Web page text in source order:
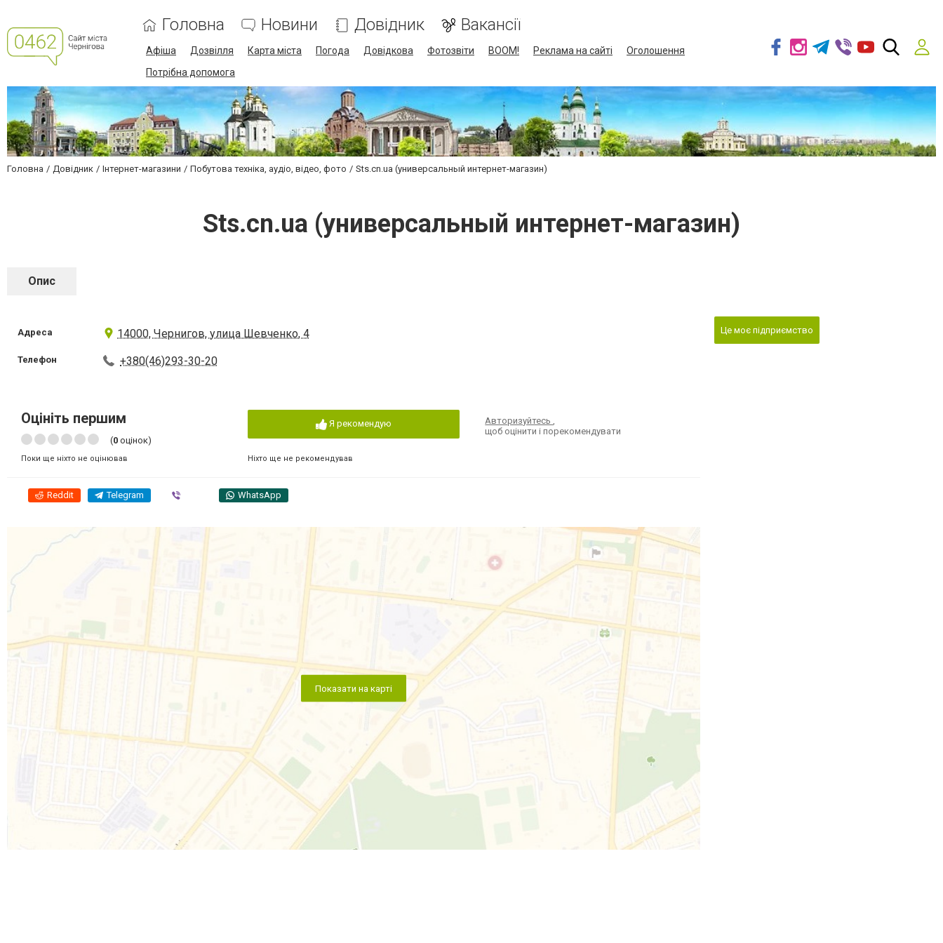
Головна Новини Довідник Вакансії
Афіша Дозвілля Карта міста Погода Довідкова Фотозвіти BOOM! Реклама на сайті
Оголошення
Потрібна допомога
Головна Довідник Інтернет-магазини Побутова техніка, аудіо, відео, фото Sts.cn.ua (универсальный интернет-магазин)
Sts.cn.ua (универсальный интернет-магазин)
Опис
Адреса 14000, Чернигов, улица Шевченко, 4
Телефон +380(46)293-30-20
Оцініть першим
(0 оцінок)
Поки ще ніхто не оцінював
Я рекомендую
Ніхто ще не рекомендував
Авторизуйтесь,
щоб оцінити і порекомендувати
Reddit Telegram WhatsApp
Показати на карті
Це моє підприємство